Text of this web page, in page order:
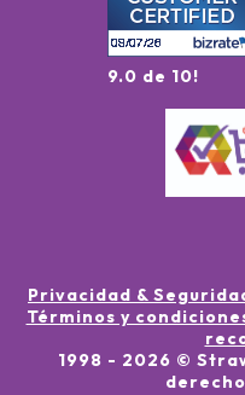
9.0 de 10!
Privacidad &
Términos y
1998 - 2026 ©